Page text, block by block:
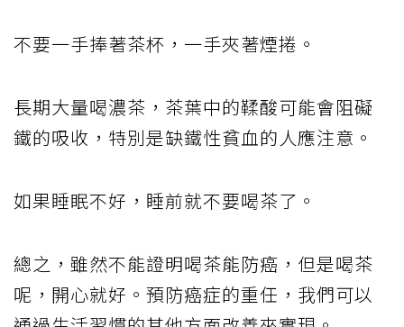
不要一手捧著茶杯，一手夾著煙捲。
長期大量喝濃茶，茶葉中的鞣酸可能會阻礙
鐵的吸收，特別是缺鐵性貧血的人應注意。
如果睡眠不好，睡前就不要喝茶了。
總之，雖然不能證明喝茶能防癌，但是喝茶
呢，開心就好。預防癌症的重任，我們可以